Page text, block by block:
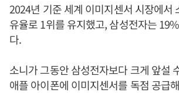
2024년 기준 세계 이미지센서 시장에서
유율로 1위를 유지했고, 삼성전자는
다.
소니가 그동안 삼성전자보다 크게 앞설
애플 아이폰에 이미지센서를 독점 공급